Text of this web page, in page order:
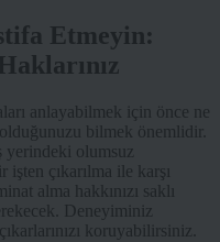
Etmeyin:
anlayabilmek için önce ne
bilmek önemlidir.
yerindeki olumsuz
çıkarılma ile karşı
alma hakkınızı saklı
Deneyiminiz
koruyabilirsiniz.